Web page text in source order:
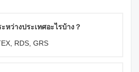
หว่างประเทศอะไรบ้าง？
RDS, GRS